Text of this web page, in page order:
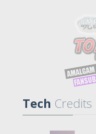
Tech Credits